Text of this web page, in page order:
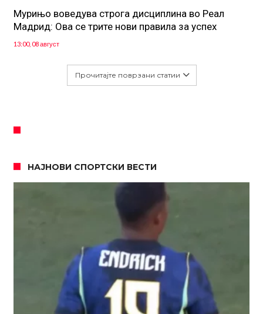
Мурињо воведува строга дисциплина во Реал
Мадрид: Ова се трите нови правила за успех
13:00, 08 август
Прочитајте поврзани статии
НАЈНОВИ СПОРТСКИ ВЕСТИ